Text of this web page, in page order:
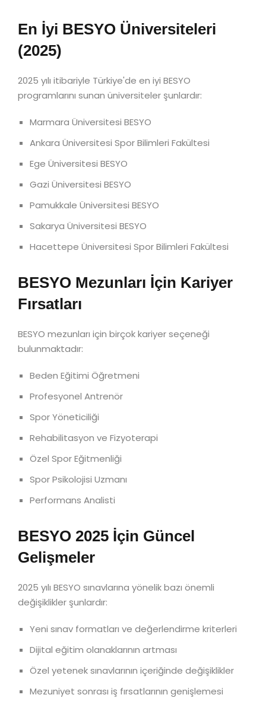
En İyi BESYO Üniversiteleri
(2025)
2025 yılı itibariyle Türkiye'de en iyi BESYO
programlarını sunan üniversiteler şunlardır:
Marmara Üniversitesi BESYO
Ankara Üniversitesi Spor Bilimleri Fakültesi
Ege Üniversitesi BESYO
Gazi Üniversitesi BESYO
Pamukkale Üniversitesi BESYO
Sakarya Üniversitesi BESYO
Hacettepe Üniversitesi Spor Bilimleri Fakültesi
BESYO Mezunları İçin Kariyer
Fırsatları
BESYO mezunları için birçok kariyer seçeneği
bulunmaktadır:
Beden Eğitimi Öğretmeni
Profesyonel Antrenör
Spor Yöneticiliği
Rehabilitasyon ve Fizyoterapi
Özel Spor Eğitmenliği
Spor Psikolojisi Uzmanı
Performans Analisti
BESYO 2025 İçin Güncel
Gelişmeler
2025 yılı BESYO sınavlarına yönelik bazı önemli
değişiklikler şunlardır:
Yeni sınav formatları ve değerlendirme kriterleri
Dijital eğitim olanaklarının artması
Özel yetenek sınavlarının içeriğinde değişiklikler
Mezuniyet sonrası iş fırsatlarının genişlemesi